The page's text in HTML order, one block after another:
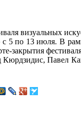
визуальных
по 13 июля. В
закрытия
Кюрдзидис, Павел